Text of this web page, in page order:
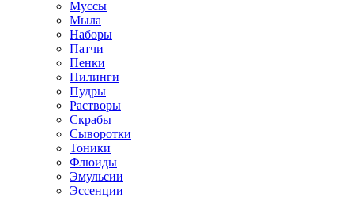
Муссы
Мыла
Наборы
Патчи
Пенки
Пилинги
Пудры
Растворы
Скрабы
Сыворотки
Тоники
Флюиды
Эмульсии
Эссенции